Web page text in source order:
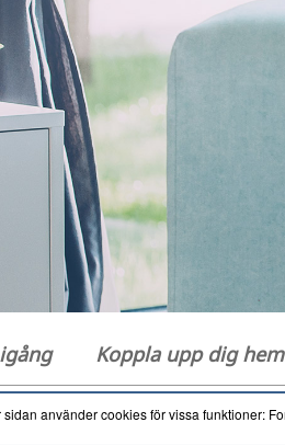
Koppla upp dig
sidan använder cookies för vissa funktioner: